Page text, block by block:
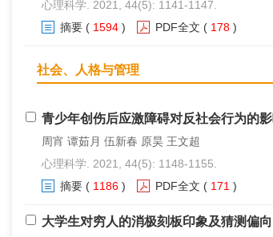
心理科学. 2021, 44(5): 1141-1147.
摘要 ( 1594 ) PDF全文 ( 178 )
社会、人格与管理
青少年创伤后应激障碍对反社会行为的
周宵 谭茹月 伍新春 原昊 王文超
心理科学. 2021, 44(5): 1148-1155.
摘要 ( 1186 ) PDF全文 ( 171 )
大学生对穷人的消极刻板印象及猜测偏向